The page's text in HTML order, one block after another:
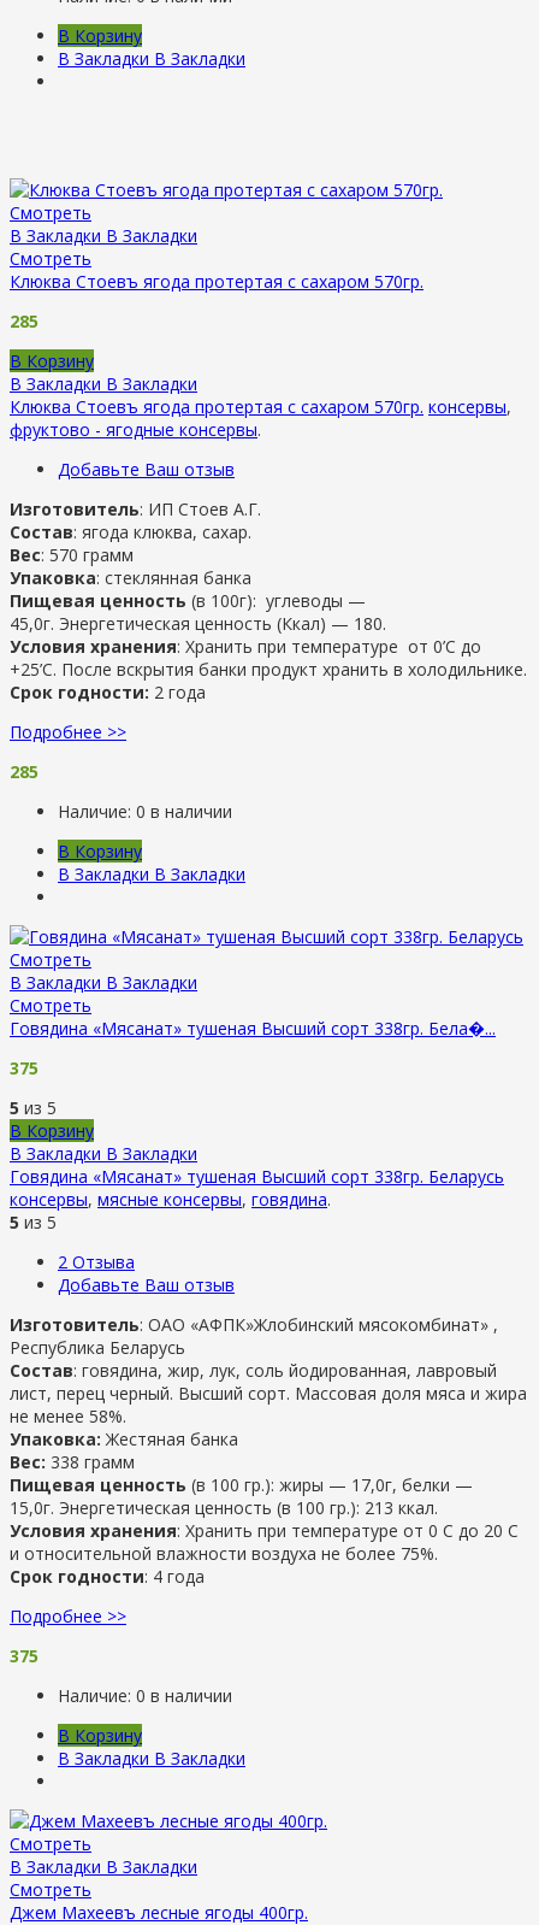
В Корзину
В Закладки В Закладки
Смотреть
В Закладки В Закладки
Смотреть
Клюква Стоевъ ягода протертая с сахаром 570гр.
285
В Корзину
В Закладки В Закладки
Клюква Стоевъ ягода протертая с сахаром 570гр. консервы,
фруктово - ягодные консервы.
Добавьте Ваш отзыв
Изготовитель: ИП Стоев А.Г.
Состав: ягода клюква, сахар.
Вес: 570 грамм
Упаковка: стеклянная банка
Пищевая ценность (в 100г): углеводы —
45,0г. Энергетическая ценность (Ккал) — 180.
Условия хранения: Хранить при температуре от 0’C до
+25’C. После вскрытия банки продукт хранить в холодильнике.
Срок годности: 2 года
Подробнее >>
285
Наличие: 0 в наличии
В Корзину
В Закладки В Закладки
Смотреть
В Закладки В Закладки
Смотреть
Говядина «Мясанат» тушеная Высший сорт 338гр. Бела�...
375
5 из 5
В Корзину
В Закладки В Закладки
Говядина «Мясанат» тушеная Высший сорт 338гр. Беларусь
консервы, мясные консервы, говядина.
5 из 5
2 Отзыва
Добавьте Ваш отзыв
Изготовитель: ОАО «АФПК»Жлобинский мясокомбинат» ,
Республика Беларусь
Состав: говядина, жир, лук, соль йодированная, лавровый
лист, перец черный. Высший сорт. Массовая доля мяса и жира
не менее 58%.
Упаковка: Жестяная банка
Вес: 338 грамм
Пищевая ценность (в 100 гр.): жиры — 17,0г, белки —
15,0г. Энергетическая ценность (в 100 гр.): 213 ккал.
Условия хранения: Хранить при температуре от 0 С до 20 С
и относительной влажности воздуха не более 75%.
Срок годности: 4 года
Подробнее >>
375
Наличие: 0 в наличии
В Корзину
В Закладки В Закладки
Смотреть
В Закладки В Закладки
Смотреть
Джем Махеевъ лесные ягоды 400гр.